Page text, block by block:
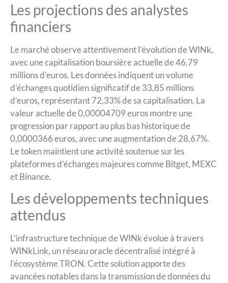
Les projections des analystes
financiers
Le marché observe attentivement l’évolution de WINk,
avec une capitalisation boursière actuelle de 46,79
millions d’euros. Les données indiquent un volume
d’échanges quotidien significatif de 33,85 millions
d’euros, représentant 72,33% de sa capitalisation. La
valeur actuelle de 0,00004709 euros montre une
progression par rapport au plus bas historique de
0,0000366 euros, avec une augmentation de 28,67%.
Le token maintient une activité soutenue sur les
plateformes d’échanges majeures comme Bitget, MEXC
et Binance.
Les développements techniques
attendus
L’infrastructure technique de WINk évolue à travers
WINkLink, un réseau oracle décentralisé intégré à
l’écosystème TRON. Cette solution apporte des
avancées notables dans la transmission de données du